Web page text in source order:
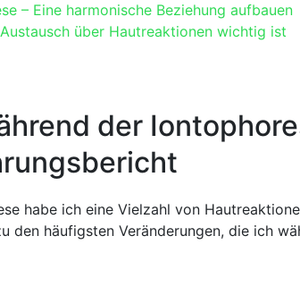
– Eine harmonische ⁢Beziehung aufbauen
über Hautreaktionen wichtig⁢ ist
der​
habe ich eine ​Vielzahl von
⁤den⁢ häufigsten Veränderungen, die ich